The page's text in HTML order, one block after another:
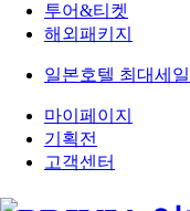
투어&티켓
해외패키지
일본호텔 최대세일
마이페이지
기획전
고객센터